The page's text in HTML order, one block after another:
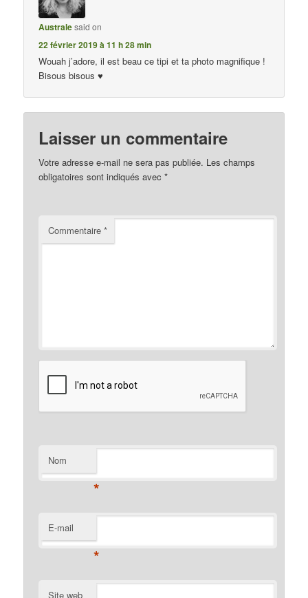
Australesaid on
22 février 2019 à 11 h 28 min
Wouah j’adore, il est beau ce tipi et ta photo magnifique !
Bisous bisous ♥
Laisser un commentaire
Votre adresse e-mail ne sera pas publiée. Les champs
obligatoires sont indiqués avec*
Commentaire*
Nom
*
E-mail
*
Site web